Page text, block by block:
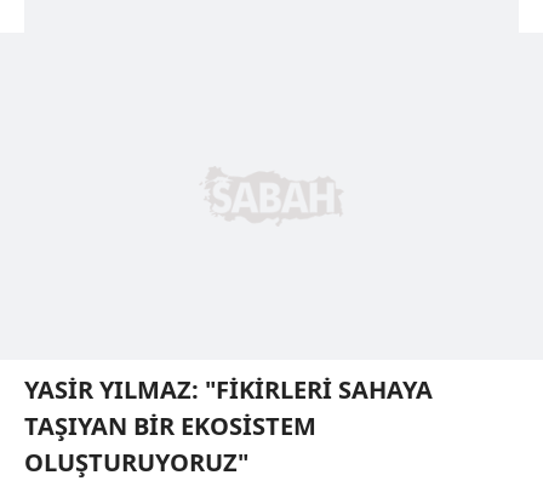
YASİR YILMAZ: "FİKİRLERİ SAHAYA
TAŞIYAN BİR EKOSİSTEM
OLUŞTURUYORUZ"